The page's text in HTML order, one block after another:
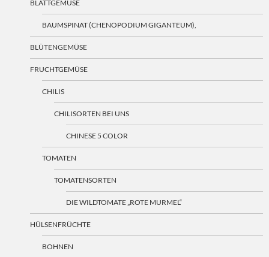
BLATTGEMÜSE
BAUMSPINAT (CHENOPODIUM GIGANTEUM),
BLÜTENGEMÜSE
FRUCHTGEMÜSE
CHILIS
CHILISORTEN BEI UNS
CHINESE 5 COLOR
TOMATEN
TOMATENSORTEN
DIE WILDTOMATE „ROTE MURMEL“
HÜLSENFRÜCHTE
BOHNEN